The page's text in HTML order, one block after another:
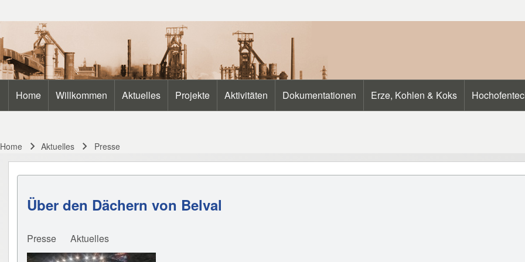
Search
Main navigation
Home Willkommen Aktuelles Projekte Aktivitäten Dokumentationen Erze, Kohlen & Koks
Breadcrumb
Home Aktuelles Presse
Über den Dächern von Belval
Presse Aktuelles